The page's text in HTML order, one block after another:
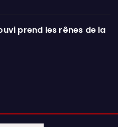
prend les rênes de la